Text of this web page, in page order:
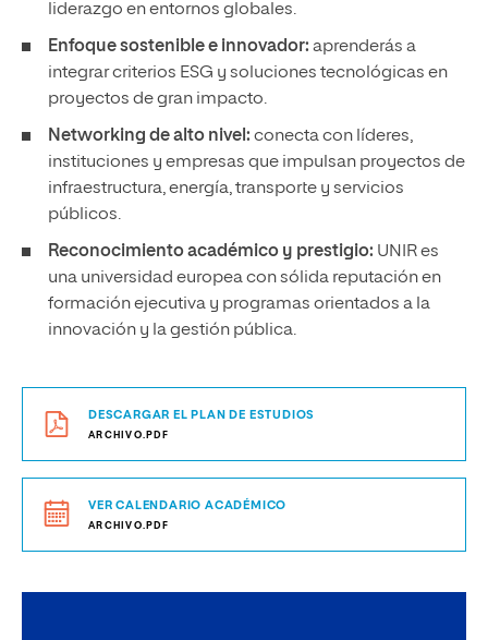
liderazgo en entornos globales.
Enfoque sostenible e innovador: aprenderás a
integrar criterios ESG y soluciones tecnológicas en
proyectos de gran impacto.
Networking de alto nivel: conecta con líderes,
instituciones y empresas que impulsan proyectos de
infraestructura, energía, transporte y servicios
públicos.
Reconocimiento académico y prestigio: UNIR es
una universidad europea con sólida reputación en
formación ejecutiva y programas orientados a la
innovación y la gestión pública.
DESCARGAR EL PLAN DE ESTUDIOS
ARCHIVO.PDF
VER CALENDARIO ACADÉMICO
ARCHIVO.PDF